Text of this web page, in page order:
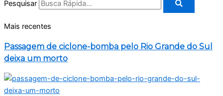
Pesquisar
Mais recentes
Passagem de ciclone-bomba pelo Rio Grande do Sul
deixa um morto